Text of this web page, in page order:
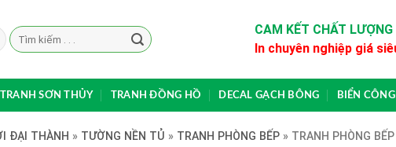
Search
for:
CAM KẾT CHẤT LƯỢNG
In chuyên nghiệp giá
TRANH SƠN THỦY TRANH ĐỒNG HỒ DECAL GẠCH BÔNG BIỂN
ĐẠI THÀNH » TƯỜNG NỀN TỦ » TRANH PHÒNG BẾP » TRANH PHÒNG